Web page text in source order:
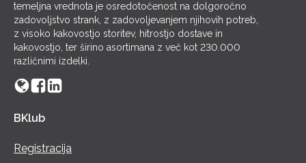
temeljna vrednota je osredotočenost na dolgoročno
zadovoljstvo strank, z zadovoljevanjem njihovih potreb,
z visoko kakovostjo storitev, hitrostjo dostave in
kakovostjo, ter širino asortimana z več kot 230.000
različnimi izdelki.
BKlub
Registracija